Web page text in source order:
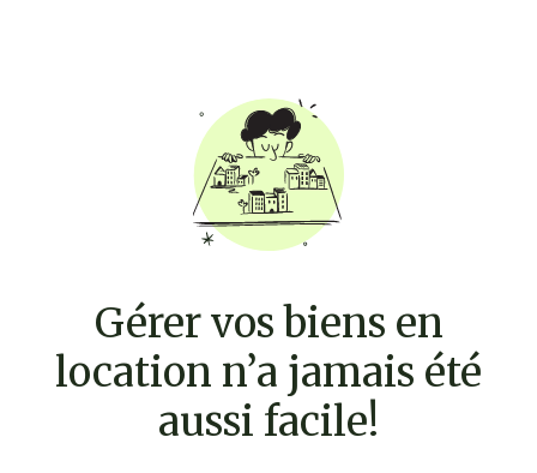
Gérer vos biens en
location n’a jamais été
aussi facile!